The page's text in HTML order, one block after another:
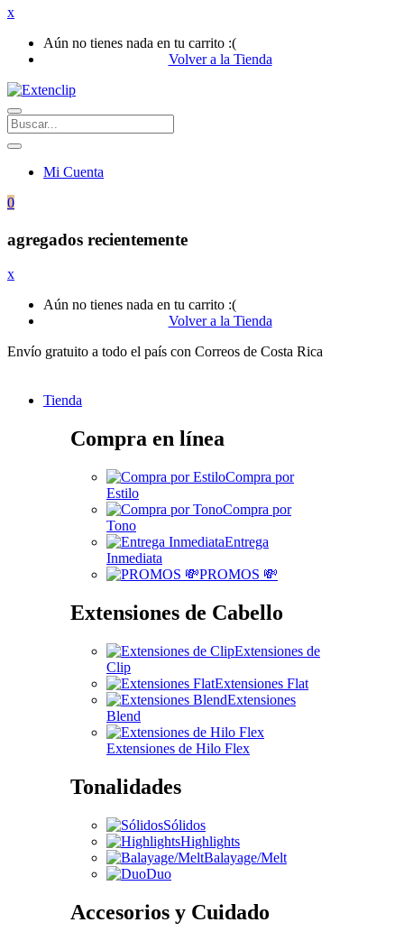
x
Aún no tienes nada en tu carrito :(
Volver a la Tienda
Mi Cuenta
0
agregados recientemente
x
Aún no tienes nada en tu carrito :(
Volver a la Tienda
Envío gratuito a todo el país con Correos de Costa Rica
Tienda
Compra en línea
Compra por
Estilo
Compra por
Tono
Entrega
Inmediata
PROMOS 💸
Extensiones de Cabello
Extensiones de
Clip
Extensiones Flat
Extensiones
Blend
Extensiones de Hilo Flex
Tonalidades
Sólidos
Highlights
Balayage/Melt
Duo
Accesorios y Cuidado